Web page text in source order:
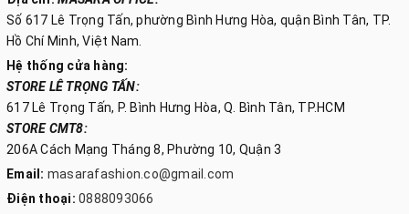
Số 617 Lê Trọng Tấn, phường Bình Hưng Hòa, quận Bình Tân, TP.
Hồ Chí Minh, Việt Nam.
Hệ thống cửa hàng:
STORE LÊ TRỌNG TẤN:
617 Lê Trọng Tấn, P. Bình Hưng Hòa, Q. Bình Tân, TP.HCM
STORE CMT8:
206A Cách Mạng Tháng 8, Phường 10, Quận 3
Email: masarafashion.co@gmail.com
Điện thoại: 0888093066